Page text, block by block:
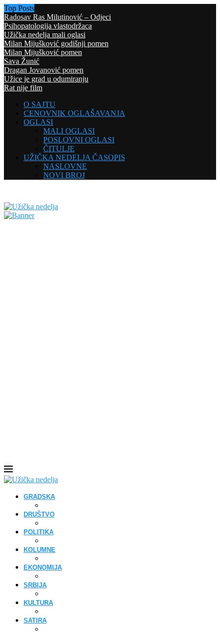
Top Posts
Radosav Ras Milutinović – Odjeci
Psihopatologija vlastodržaca
Užička nedelja mali oglasi
Milan Mijušković godišnji pomen
Milan Mijušković pomen
Sava Žunić
Dragan Jovanović pomen
Užice je grad u odumiranju
Rat nije film
O SAJTU
CENOVNIK OGLAŠAVANJA
OGLASI
MALI OGLASI
POSLOVNI OGLASI
ČITULJE
UŽIČKA NEDELJA ČASOPIS
NASLOVNE
NOVI BROJ
GRADSKA
DRUŠTVO
POLITIKA
KOLUMNE
EKONOMIJA
SRBIJA
KULTURA
SATIRA